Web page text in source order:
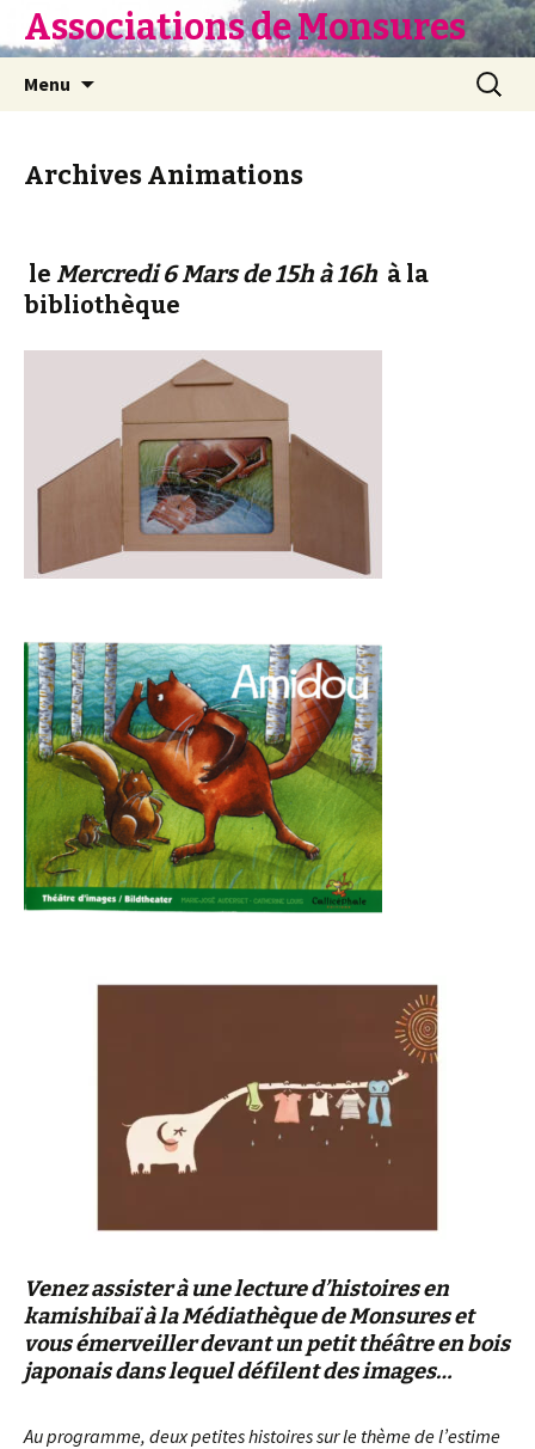
Associations de Monsures
Menu
Archives Animations
le Mercredi 6 Mars de 15h à 16h à la
bibliothèque
Venez assister à une lecture d’histoires en
kamishibaï à la Médiathèque de Monsures et
vous émerveiller devant un petit théâtre en bois
japonais dans lequel défilent des images…
Au programme, deux petites histoiressur le thème de l’estime